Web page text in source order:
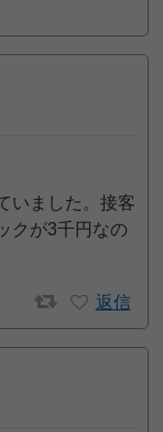
いました。接客
クが3千円なの
返信